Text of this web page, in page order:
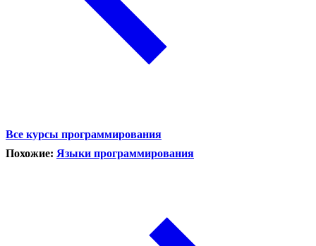
Все курсы программирования
Похожие: Языки программирования